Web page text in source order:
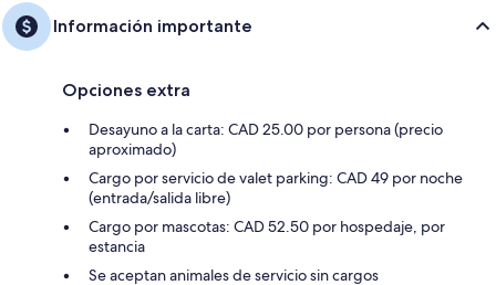
Información importante
Opciones extra
Desayuno a la carta: CAD 25.00 por persona (precio
aproximado)
Cargo por servicio de valet parking: CAD 49 por noche
(entrada/salida libre)
Cargo por mascotas: CAD 52.50 por hospedaje, por
estancia
Se aceptan animales de servicio sin cargos